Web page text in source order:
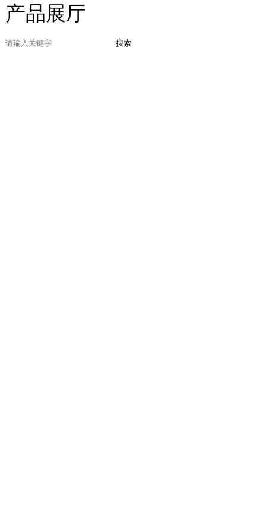
产品展厅
搜索